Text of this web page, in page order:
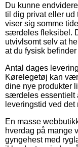
Du kunne
til dig privat eller ud
viser sig somme
særdeles fleksibel.
utvivlsomt selv at
at du fysisk
Antal dages
Kørelegetøj kan
dine nye produkter
særdeles essentielt
leveringstid ved
En masse
hverdag på mange
gyngehest med